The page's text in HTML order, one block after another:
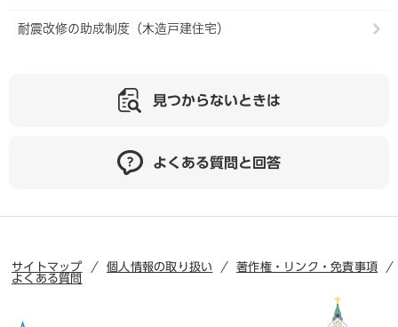
耐震改修の助成制度（木造戸建住宅）
見つからないときは
よくある質問と回答
サイトマップ 個人情報の取り扱い
著作権・リンク・免責事項
よくある質問